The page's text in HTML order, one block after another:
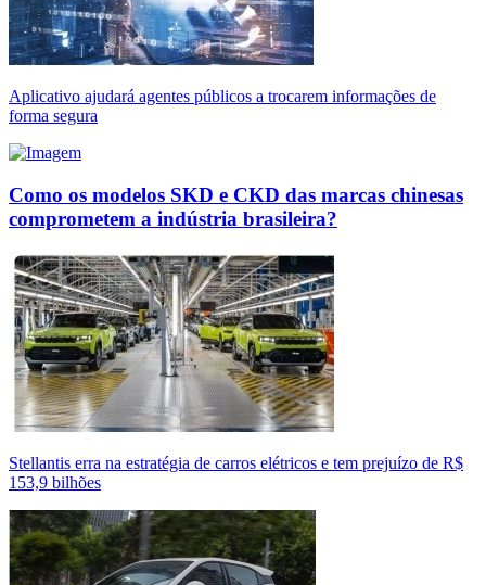
Aplicativo ajudará agentes públicos a trocarem informações de
forma segura
Como os modelos SKD e CKD das marcas chinesas
comprometem a indústria brasileira?
Stellantis erra na estratégia de carros elétricos e tem prejuízo de R$
153,9 bilhões